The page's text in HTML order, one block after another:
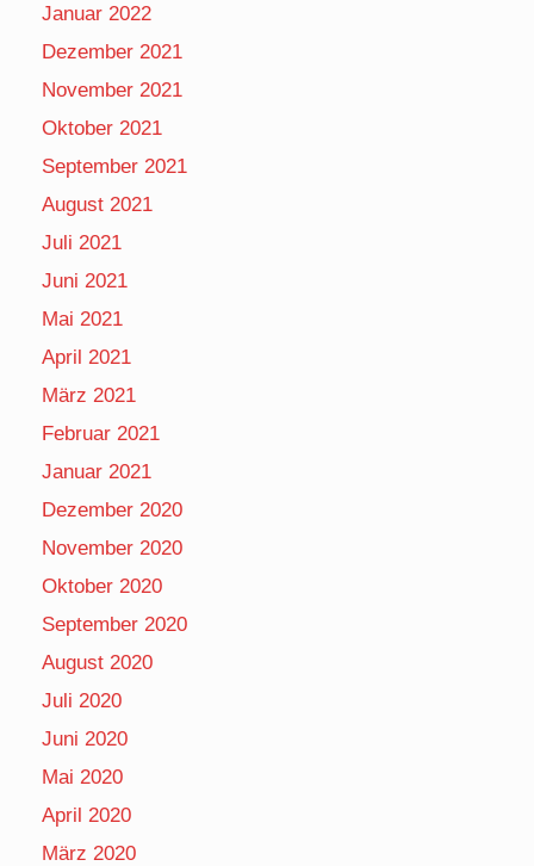
Januar 2022
Dezember 2021
November 2021
Oktober 2021
September 2021
August 2021
Juli 2021
Juni 2021
Mai 2021
April 2021
März 2021
Februar 2021
Januar 2021
Dezember 2020
November 2020
Oktober 2020
September 2020
August 2020
Juli 2020
Juni 2020
Mai 2020
April 2020
März 2020